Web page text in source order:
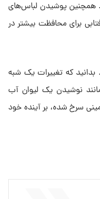
همچنین پوشیدن لباس‌های
برای محافظت بیشتر در
بدانید که تغییرات یک شبه
نوشیدن یک لیوان آب
سرخ شده، بر آینده خود